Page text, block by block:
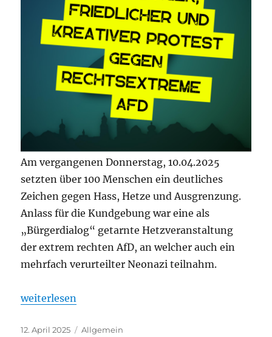
Am vergangenen Donnerstag, 10.04.2025
setzten über 100 Menschen ein deutliches
Zeichen gegen Hass, Hetze und Ausgrenzung.
Anlass für die Kundgebung war eine als
„Bürgerdialog“ getarnte Hetzveranstaltung
der extrem rechten AfD, an welcher auch ein
mehrfach verurteilter Neonazi teilnahm.
„Vor dem KuKo in Rosenheim: Vielfältiger,
weiterlesen
Veröffentlicht
12. April 2025 Kategorien
Allgemein